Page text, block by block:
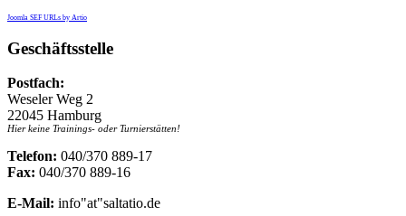
Joomla SEF URLs by Artio
Geschäftsstelle
Postfach:
Weseler Weg 2
22045 Hamburg
Hier keine Trainings- oder Turnierstätten!
Telefon: 040/370 889-17
Fax: 040/370 889-16
E-Mail: info"at"saltatio.de